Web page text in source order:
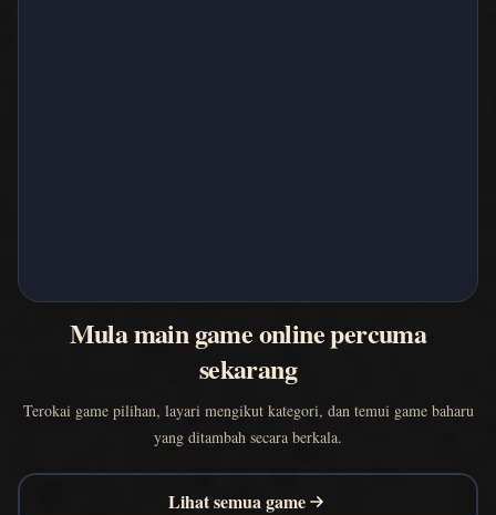
Mula main game online percuma
sekarang
Terokai game pilihan, layari mengikut kategori, dan temui game baharu
yang ditambah secara berkala.
Lihat semua game